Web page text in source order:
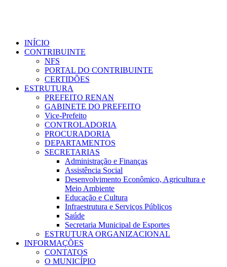
INÍCIO
CONTRIBUINTE
NFS
PORTAL DO CONTRIBUINTE
CERTIDÕES
ESTRUTURA
PREFEITO RENAN
GABINETE DO PREFEITO
Vice-Prefeito
CONTROLADORIA
PROCURADORIA
DEPARTAMENTOS
SECRETARIAS
Administração e Finanças
Assistência Social
Desenvolvimento Econômico, Agricultura e
Meio Ambiente
Educação e Cultura
Infraestrutura e Serviços Públicos
Saúde
Secretaria Municipal de Esportes
ESTRUTURA ORGANIZACIONAL
INFORMAÇÕES
CONTATOS
O MUNICÍPIO